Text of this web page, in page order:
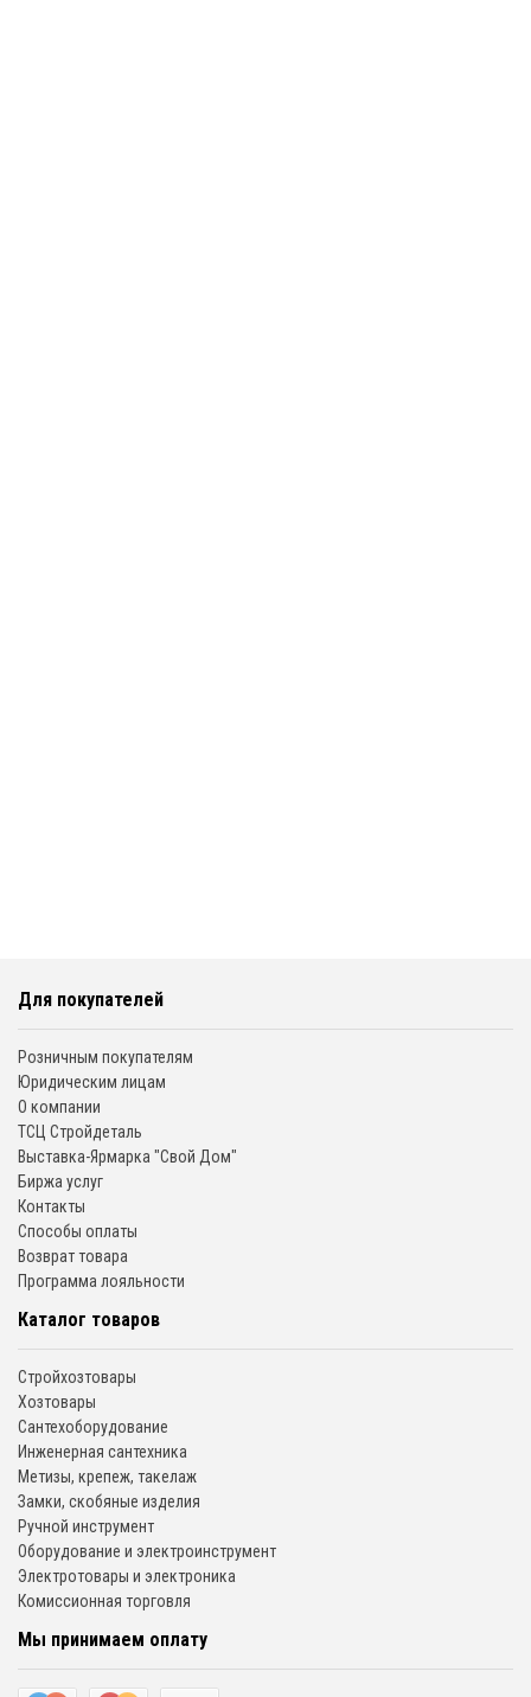
Для покупателей
Розничным покупателям
Юридическим лицам
О компании
ТСЦ Стройдеталь
Выставка-Ярмарка "Свой Дом"
Биржа услуг
Контакты
Способы оплаты
Возврат товара
Программа лояльности
Каталог товаров
Стройхозтовары
Хозтовары
Сантехоборудование
Инженерная сантехника
Метизы, крепеж, такелаж
Замки, скобяные изделия
Ручной инструмент
Оборудование и электроинструмент
Электротовары и электроника
Комиссионная торговля
Мы принимаем оплату